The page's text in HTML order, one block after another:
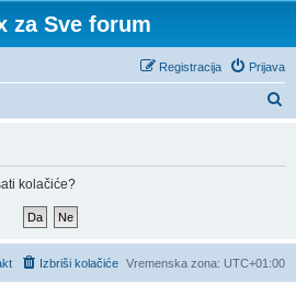
za Sve forum
Prijava
Registracija
n
kolačiće?
Vremenska zona: UTC+01:00
Izbriši kolačiće